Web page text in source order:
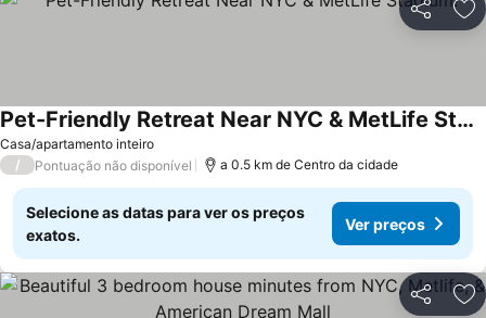
Partilhar
Casa/apartamento inteiro
Pet-Friendly Retreat Near NYC & MetLife Stadium!
Ver preços
/ Pontuação não disponível a 0.5 km de Centro da cidade
Selecione as datas para ver os preços
exatos.
Ver preços
Partilhar